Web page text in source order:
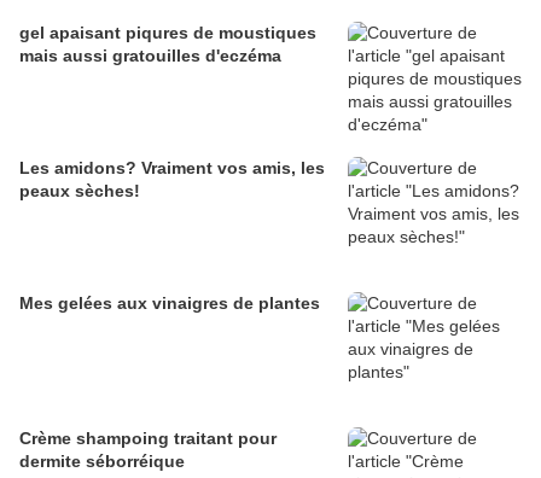
gel apaisant piqures de moustiques
mais aussi gratouilles d'eczéma
Les amidons? Vraiment vos amis, les
peaux sèches!
Mes gelées aux vinaigres de plantes
Crème shampoing traitant pour
dermite séborréique